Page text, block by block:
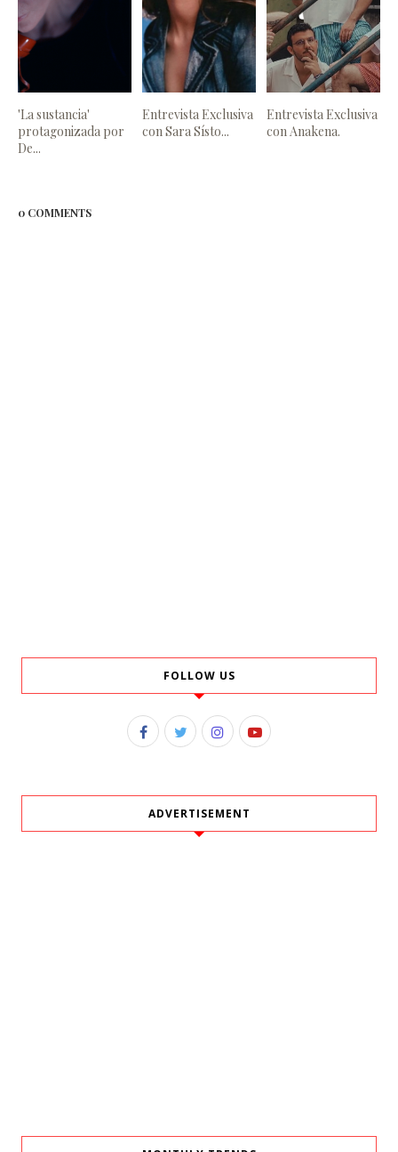
'La sustancia'
protagonizada por
De...
Entrevista Exclusiva
con Sara Sísto...
Entrevista Exclusiva
con Anakena.
0 COMMENTS
FOLLOW US
ADVERTISEMENT